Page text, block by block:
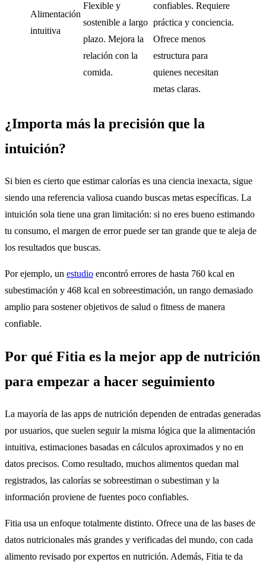
Alimentación
intuitiva
Flexible y
sostenible a largo
plazo. Mejora la
relación con la
comida.
confiables. Requiere
práctica y conciencia.
Ofrece menos
estructura para
quienes necesitan
metas claras.
¿Importa más la precisión que la
intuición?
Si bien es cierto que estimar calorías es una ciencia inexacta, sigue
siendo una referencia valiosa cuando buscas metas específicas. La
intuición sola tiene una gran limitación: si no eres bueno estimando
tu consumo, el margen de error puede ser tan grande que te aleja de
los resultados que buscas.
Por ejemplo, un estudio encontró errores de hasta 760 kcal en
subestimación y 468 kcal en sobreestimación, un rango demasiado
amplio para sostener objetivos de salud o fitness de manera
confiable.
Por qué Fitia es la mejor app de nutrición
para empezar a hacer seguimiento
La mayoría de las apps de nutrición dependen de entradas generadas
por usuarios, que suelen seguir la misma lógica que la alimentación
intuitiva, estimaciones basadas en cálculos aproximados y no en
datos precisos. Como resultado, muchos alimentos quedan mal
registrados, las calorías se sobreestiman o subestiman y la
información proviene de fuentes poco confiables.
Fitia usa un enfoque totalmente distinto. Ofrece una de las bases de
datos nutricionales más grandes y verificadas del mundo, con cada
alimento revisado por expertos en nutrición. Además, Fitia te da